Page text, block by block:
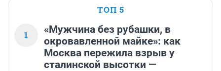
ТОП 5
1
«Мужчина без рубашки, в
окровавленной майке»: как
Москва пережила взрыв у
сталинской высотки —